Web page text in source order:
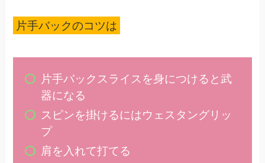
片手バックのコツは
片手バックスライスを身につけると武
器になる
スピンを掛けるにはウェスタングリッ
プ
肩を入れて打てる